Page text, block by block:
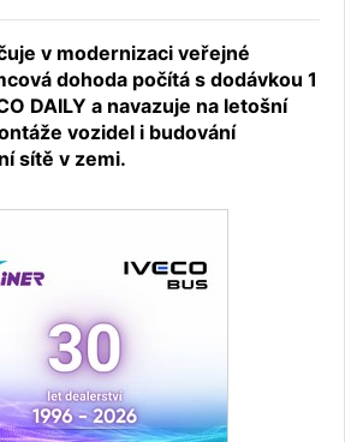
v modernizaci veřejné
dohoda počítá s dodávkou 1
DAILY a navazuje na letošní
vozidel i budování
sítě v zemi.